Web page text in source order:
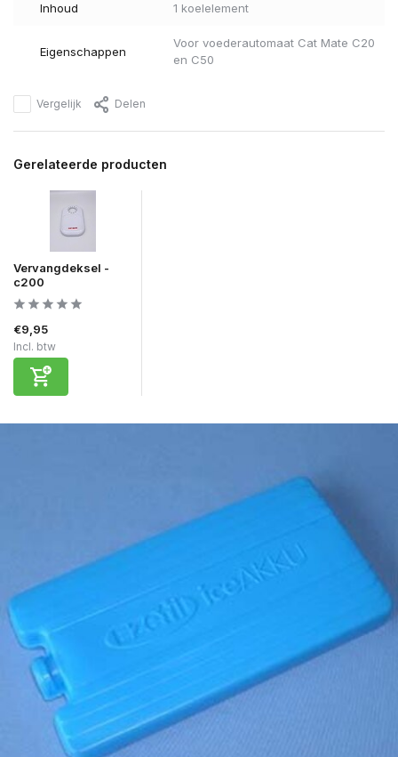
Inhoud 1 koelelement
Eigenschappen
Voor voederautomaat Cat Mate C20
en C50
Vergelijk Delen
Gerelateerde producten
Vervangdeksel -
c200
€9,95
Incl. btw